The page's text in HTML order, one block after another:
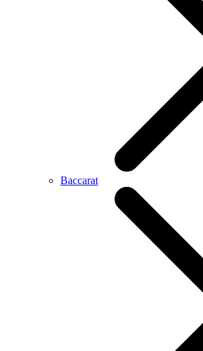
Baccarat